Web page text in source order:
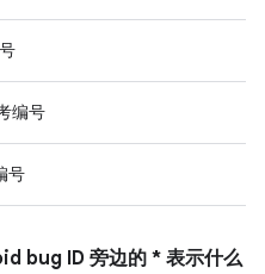
编号
号
bug ID 旁边的 * 表示什么